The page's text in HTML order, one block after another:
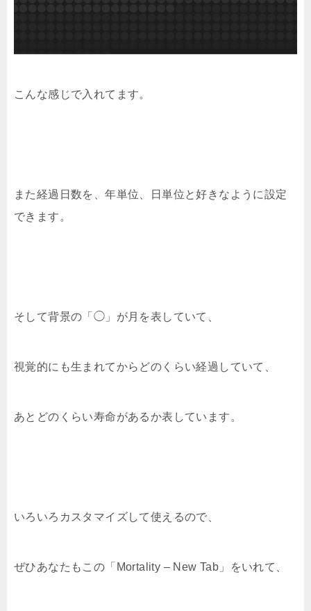
こんな感じで入れてます。
また経過日数を、年単位、日単位と好きなように設定
できます。
そして背景の「◯」が月を表していて、
視覚的にも生まれてからどのくらい経過していて、
あとどのくらい寿命があるか表しています。
いろいろカスタマイズして使えるので、
ぜひあなたもこの「Mortality – New Tab」をいれて、